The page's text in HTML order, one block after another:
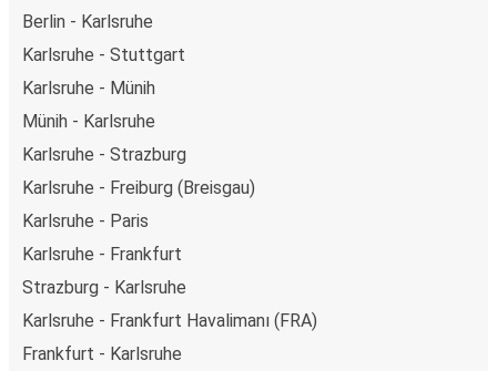
Berlin - Karlsruhe
Karlsruhe - Stuttgart
Karlsruhe - Münih
Münih - Karlsruhe
Karlsruhe - Strazburg
Karlsruhe - Freiburg (Breisgau)
Karlsruhe - Paris
Karlsruhe - Frankfurt
Strazburg - Karlsruhe
Karlsruhe - Frankfurt Havalimanı (FRA)
Frankfurt - Karlsruhe